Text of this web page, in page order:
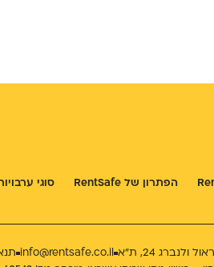
הפתרון של RentSafe סוגי
ולנברג 24, ת״א info@rentsafe.co.il